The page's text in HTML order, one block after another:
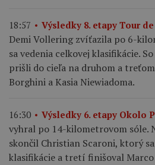
18:57 Výsledky 8. etapy Tour
Demi Vollering zvíťazila po 6-
sa vedenia celkovej klasifikácie.
prišli do cieľa na druhom a
Borghini a Kasia Niewiadoma.
16:30 Výsledky 6. etapy Okolo
vyhral po 14-kilometrovom sóle.
skončil Christian Scaroni, ktorý
klasifikácie a tretí finišoval